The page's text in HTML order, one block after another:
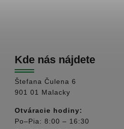
Kde nás nájdete
Štefana Čulena 6
901 01 Malacky
Otváracie hodiny:
Po–Pia: 8:00 – 16:30